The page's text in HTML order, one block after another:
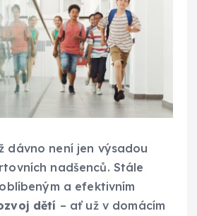
dávno není jen výsadou
nadšenců. Stále
a efektivním
dětí – ať už v domácím